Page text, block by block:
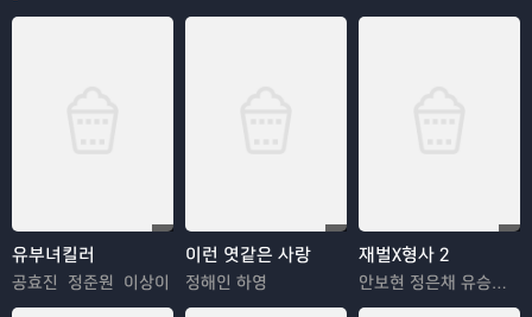
유부녀킬러
공효진 정준원 이상이
이런 엿같은 사랑
정해인 하영
재벌X형사 2
안보현 정은채 유승호 김혜은